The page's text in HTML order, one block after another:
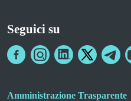
Seguici su
Amministrazione Trasparente